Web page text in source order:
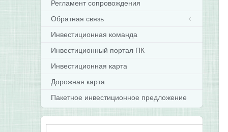
Регламент сопровождения
Обратная связь
Инвестиционная команда
Инвестиционный портал ПК
Инвестиционная карта
Дорожная карта
Пакетное инвестиционное предложение